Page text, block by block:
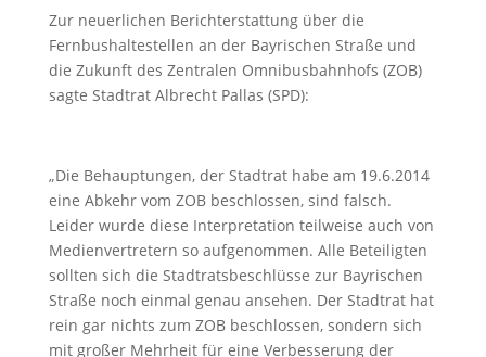
Zur neuerlichen Berichterstattung über die
Fernbushaltestellen an der Bayrischen Straße und
die Zukunft des Zentralen Omnibusbahnhofs (ZOB)
sagte Stadtrat Albrecht Pallas (SPD):
„Die Behauptungen, der Stadtrat habe am 19.6.2014
eine Abkehr vom ZOB beschlossen, sind falsch.
Leider wurde diese Interpretation teilweise auch von
Medienvertretern so aufgenommen. Alle Beteiligten
sollten sich die Stadtratsbeschlüsse zur Bayrischen
Straße noch einmal genau ansehen. Der Stadtrat hat
rein gar nichts zum ZOB beschlossen, sondern sich
mit großer Mehrheit für eine Verbesserung der